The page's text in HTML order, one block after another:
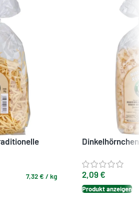
7,32€ /kg 2,09 €
Produkt anzeigen